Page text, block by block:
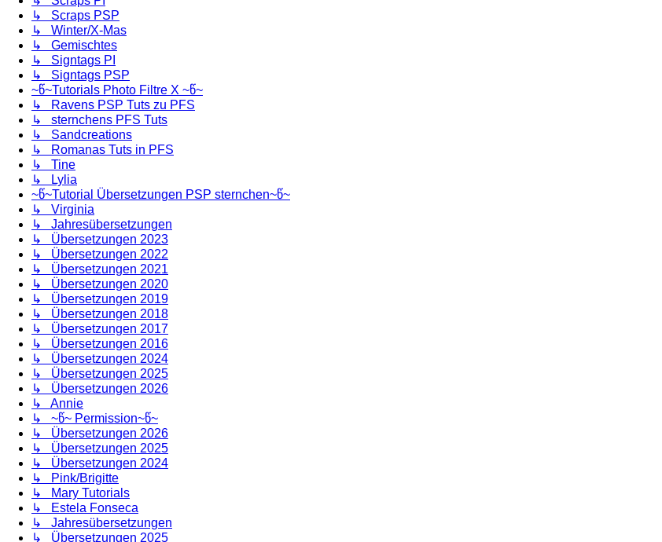
↳ Scraps PSP
↳ Winter/X-Mas
↳ Gemischtes
↳ Signtags PI
↳ Signtags PSP
~წ~Tutorials Photo Filtre X ~წ~
↳ Ravens PSP Tuts zu PFS
↳ sternchens PFS Tuts
↳ Sandcreations
↳ Romanas Tuts in PFS
↳ Tine
↳ Lylia
~წ~Tutorial Übersetzungen PSP sternchen~წ~
↳ Virginia
↳ Jahresübersetzungen
↳ Übersetzungen 2023
↳ Übersetzungen 2022
↳ Übersetzungen 2021
↳ Übersetzungen 2020
↳ Übersetzungen 2019
↳ Übersetzungen 2018
↳ Übersetzungen 2017
↳ Übersetzungen 2016
↳ Übersetzungen 2024
↳ Übersetzungen 2025
↳ Übersetzungen 2026
↳ Annie
↳ ~წ~ Permission~წ~
↳ Übersetzungen 2026
↳ Übersetzungen 2025
↳ Übersetzungen 2024
↳ Pink/Brigitte
↳ Mary Tutorials
↳ Estela Fonseca
↳ Jahresübersetzungen
↳ Übersetzungen 2025